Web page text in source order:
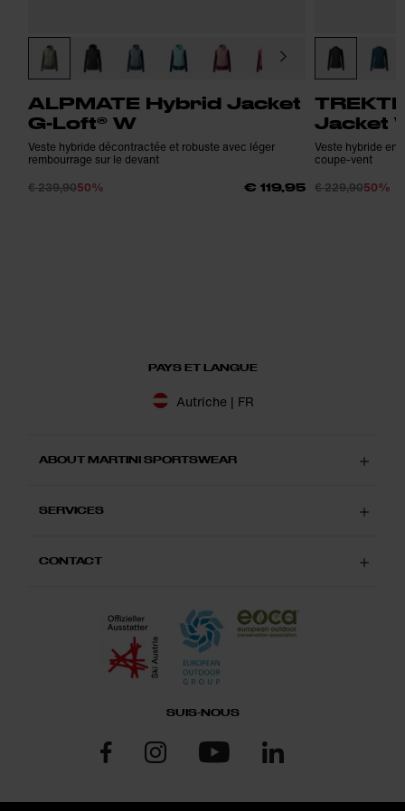
ALPMATE Hybrid Jacket
G-Loft® W
Veste hybride décontractée et robuste avec léger
rembourrage sur le devant
€ 239,9050% € 119,95
Jacket
Veste hybride en
coupe-vent
€ 229,9050%
PAYS ET LANGUE
Autriche | FR
ABOUT MARTINI SPORTSWEAR
SERVICES
CONTACT
SUIS-NOUS